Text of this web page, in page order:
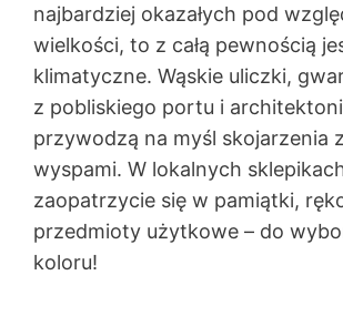
najbardziej okazałych pod
wielkości, to z całą pewnością
klimatyczne. Wąskie uliczki,
z pobliskiego portu i
przywodzą na myśl skojarzenia
wyspami. W lokalnych
zaopatrzycie się w pamiątki,
przedmioty użytkowe – do
koloru!